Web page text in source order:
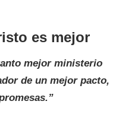
es mejor
mejor ministerio
de un mejor pacto,